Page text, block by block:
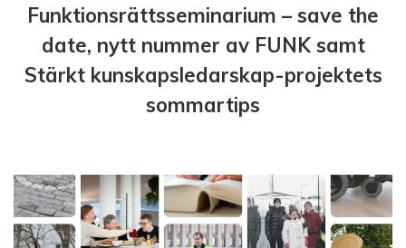
Funktionsrättsseminarium – save the
date, nytt nummer av FUNK samt
Stärkt kunskapsledarskap-projektets
sommartips